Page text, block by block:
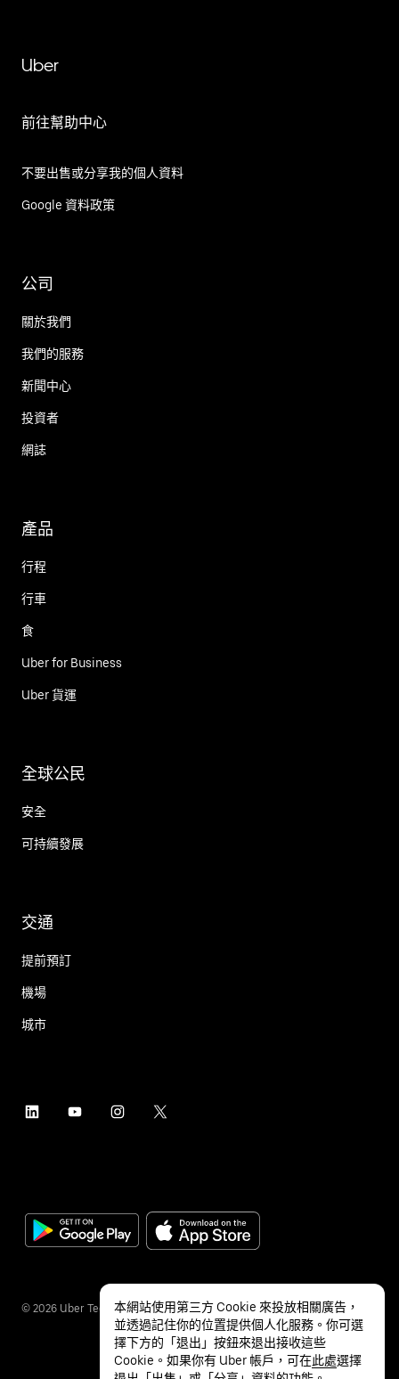
Uber
前往幫助中心
不要出售或分享我的個人資料
Google 資料政策
公司
關於我們
我們的服務
新聞中心
投資者
網誌
產品
行程
行車
食
Uber for Business
Uber 貨運
全球公民
安全
可持續發展
交通
提前預訂
機場
城市
© 2026 Uber Technologies Inc.
本網站使用第三方 Cookie 來投放相關廣告，
並透過記住你的位置提供個人化服務。你可選
擇下方的「退出」按鈕來退出接收這些
Cookie。如果你有 Uber 帳戶，可在此處選擇